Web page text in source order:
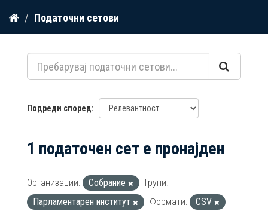
Прескокнете
содржина
Податочни сетови
Подреди според
1 податочен сет е пронајден
Организации: Собрание
Групи:
Парламентарен институт
Формати:
CSV